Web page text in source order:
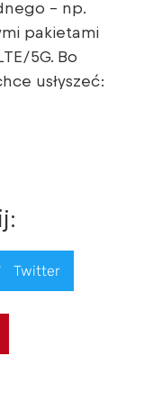
– np.
pakietami
5G. Bo
usłyszeć:
Twitter